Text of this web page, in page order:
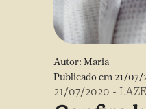
Autor: Maria
Publicado em21/07/
21/07/2020 -